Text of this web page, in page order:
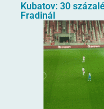
Kubatov: 30
Fradinál